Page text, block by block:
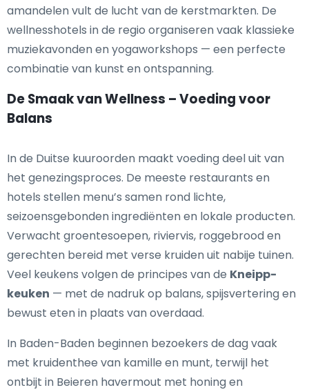
amandelen vult de lucht van de kerstmarkten. De
wellnesshotels in de regio organiseren vaak klassieke
muziekavonden en yogaworkshops — een perfecte
combinatie van kunst en ontspanning.
De Smaak van Wellness – Voeding voor
Balans
In de Duitse kuuroorden maakt voeding deel uit van
het genezingsproces. De meeste restaurants en
hotels stellen menu’s samen rond lichte,
seizoensgebonden ingrediënten en lokale producten.
Verwacht groentesoepen, riviervis, roggebrood en
gerechten bereid met verse kruiden uit nabije tuinen.
Veel keukens volgen de principes van de Kneipp-
keuken — met de nadruk op balans, spijsvertering en
bewust eten in plaats van overdaad.
In Baden-Baden beginnen bezoekers de dag vaak
met kruidenthee van kamille en munt, terwijl het
ontbijt in Beieren havermout met honing en